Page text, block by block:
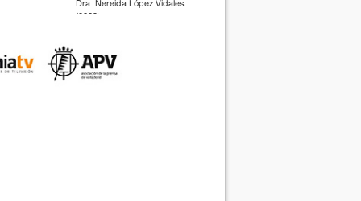
Dra. Nereida López Vidales
(2009).